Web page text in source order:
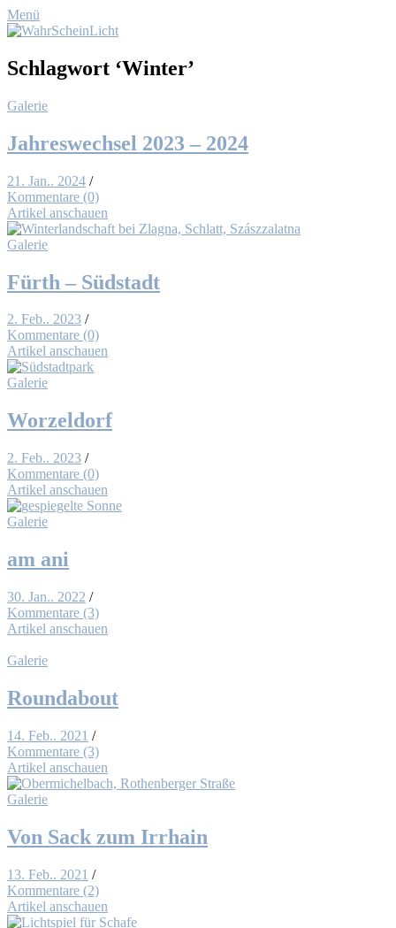
Menü
Schlagwort ‘Winter’
Galerie
Jah­res­wech­sel 2023 – 2024
21. Jan.. 2024 /
Kommentare (0)
Artikel anschauen
Galerie
Fürth – Süd­stadt
2. Feb.. 2023 /
Kommentare (0)
Artikel anschauen
Galerie
Worzel­dorf
2. Feb.. 2023 /
Kommentare (0)
Artikel anschauen
Galerie
am ani
30. Jan.. 2022 /
Kommentare (3)
Artikel anschauen
Galerie
Round­about
14. Feb.. 2021 /
Kommentare (3)
Artikel anschauen
Galerie
Von Sack zum Ir­r­hain
13. Feb.. 2021 /
Kommentare (2)
Artikel anschauen